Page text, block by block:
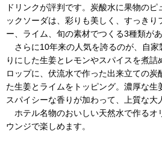
ドリンクが評判です。炭酸水に果物のピ
ックソーダは、彩りも美しく、すっきり
ー、ライム、旬の素材でつくる3種類があ
さらに10年来の人気を誇るのが、自家
りにした生姜とレモンやスパイスを煮詰
ロップに、伏流水で作った出来立ての炭
た生姜とライムをトッピング。濃厚な生
スパイシーな香りが加わって、上質な大
ホテル名物のおいしい天然水で作るオ
ウンジで楽しめます。